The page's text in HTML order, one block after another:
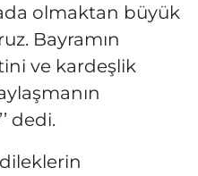
olmaktan büyük
Bayramın
ve kardeşlik
dedi.
dileklerin